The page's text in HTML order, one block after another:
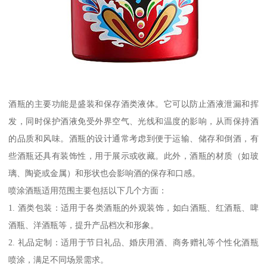
酒瓶的主要功能是盛装和保存酒类液体。它可以防止酒液泄漏和挥
发，同时保护酒液免受外界空气、光线和温度的影响，从而保持酒
的品质和风味。酒瓶的设计通常考虑到便于运输、储存和倒酒，有
些酒瓶还具有装饰性，用于展示或收藏。此外，酒瓶的材质（如玻
璃、陶瓷或金属）和形状也会影响酒的保存和口感。
喷涂酒瓶适用范围主要包括以下几个方面：
1. 酒类包装：适用于各类酒瓶的外观装饰，如白酒瓶、红酒瓶、啤
酒瓶、洋酒瓶等，提升产品档次和形象。
2. 礼品定制：适用于节日礼品、婚庆用酒、商务赠礼等个性化酒瓶
喷涂，满足不同场景需求。